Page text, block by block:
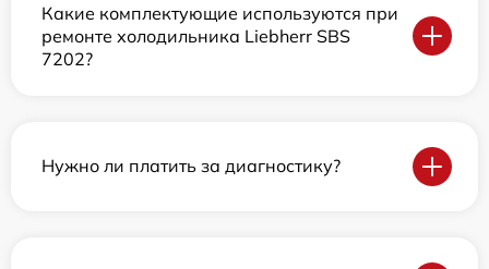
Какие комплектующие используются при
ремонте холодильника Liebherr SBS
7202?
Нужно ли платить за диагностику?